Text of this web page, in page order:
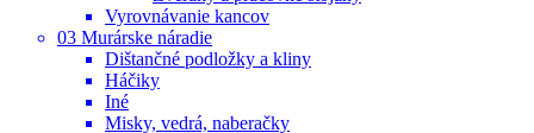
Vyrovnávanie kancov
03 Murárske náradie
Dištančné podložky a kliny
Háčiky
Iné
Misky, vedrá, naberačky